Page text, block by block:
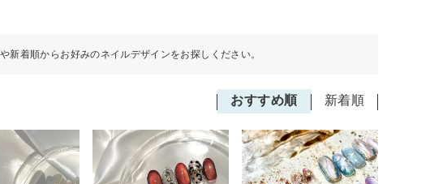
新着順からお好みのネイルデザインをお探しください。
おすすめ順 新着順